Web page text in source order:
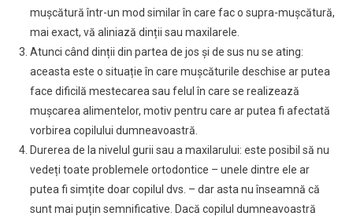
mușcătură într-un mod similar în care fac o supra-mușcătură,
mai exact, vă aliniază dinții sau maxilarele.
Atunci când dinții din partea de jos și de sus nu se ating:
aceasta este o situație în care mușcăturile deschise ar putea
face dificilă mestecarea sau felul în care se realizează
mușcarea alimentelor, motiv pentru care ar putea fi afectată
vorbirea copilului dumneavoastră.
Durerea de la nivelul gurii sau a maxilarului: este posibil să nu
vedeți toate problemele ortodontice – unele dintre ele ar
putea fi simțite doar copilul dvs. – dar asta nu înseamnă că
sunt mai puțin semnificative. Dacă copilul dumneavoastră